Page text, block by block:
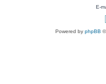
E-
Powered by phpBB